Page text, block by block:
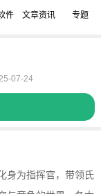
件 文章资讯 专题
07-24
身为指挥官，带领氏